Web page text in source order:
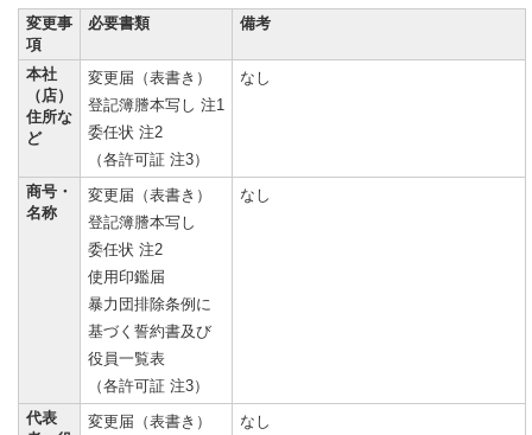
変更事
項
必要書類 備考
本社
（店）
住所な
ど
変更届（表書き）
登記簿謄本写し 注1
委任状 注2
（各許可証 注3）
なし
商号・
名称
変更届（表書き）
登記簿謄本写し
委任状 注2
使用印鑑届
暴力団排除条例に
基づく誓約書及び
役員一覧表
（各許可証 注3）
なし
代表
変更届（表書き）
なし